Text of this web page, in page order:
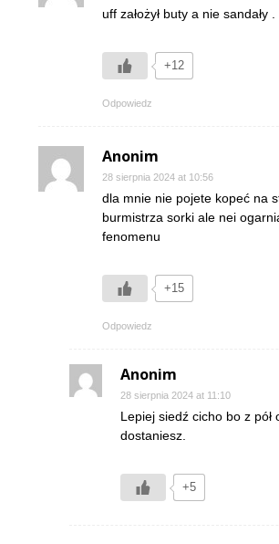
uff założył buty a nie sandały .
+12
Odpowiedz
Anonim
28 sierpnia 2024 at 10:56
dla mnie nie pojete kopeć na
burmistrza sorki ale nei
fenomenu
+15
Odpowiedz
Anonim
28 sierpnia 2024 at 11:10
Lepiej siedź cicho bo z pół
dostaniesz.
+5